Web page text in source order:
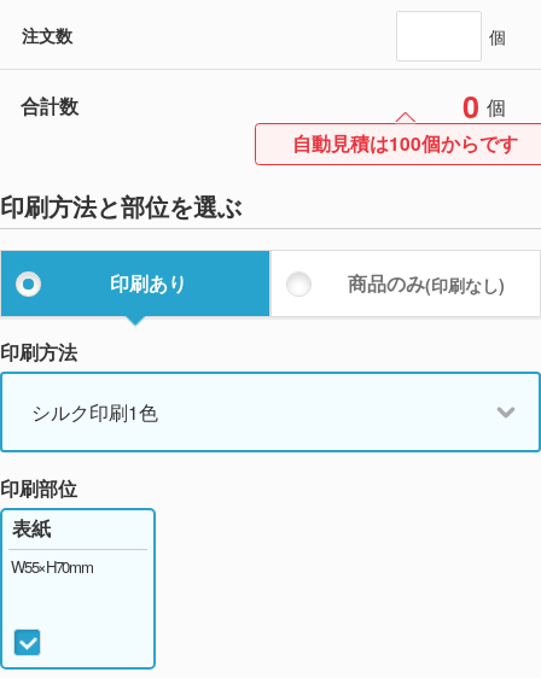
注文数 個
合計数 0 個
自動見積は100個からです
印刷方法と部位を選ぶ
印刷あり 商品のみ(印刷なし)
印刷方法
シルク印刷1色
印刷部位
表紙
W55×H70mm